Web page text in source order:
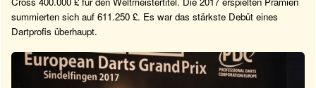
summierten sich auf 611.250 £. Es war das stärkste Debüt eines
Dartprofis überhaupt.